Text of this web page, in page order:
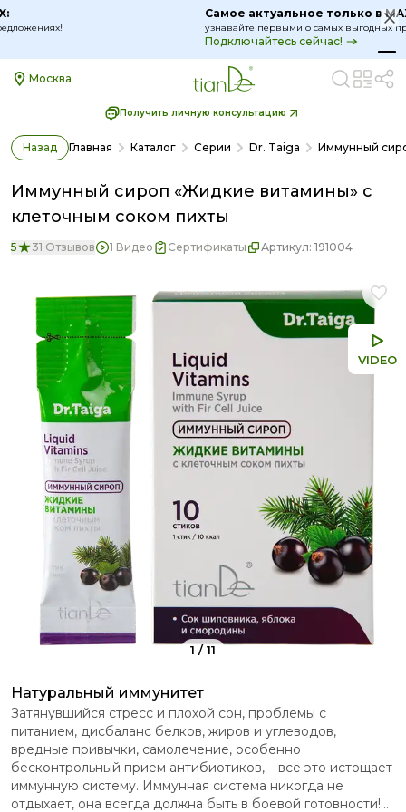
Самое актуальное только в MAX:
узнавайте первыми о самых выгодных предложениях!
Москва
Получить личную консультацию
Назад Главная Каталог Серии Dr. Taiga Иммунный
Иммунный сироп «Жидкие витамины» с
клеточным соком пихты
5 31 Отзывов 1 Видео Сертификаты Артикул: 191004
VIDEO
1/11
Натуральный иммунитет
Затянувшийся стресс и плохой сон, проблемы с
питанием, дисбаланс белков, жиров и углеводов,
вредные привычки, самолечение, особенно
бесконтрольный прием антибиотиков, – все это истощает
иммунную систему. Иммунная система никогда не
отдыхает, она всегда должна быть в боевой готовности!